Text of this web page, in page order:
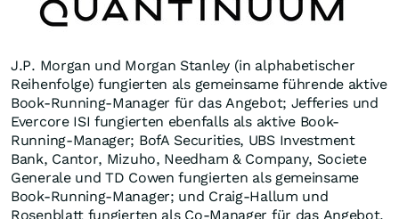
J.P. Morgan und Morgan Stanley (in alphabetischer
Reihenfolge) fungierten als gemeinsame führende aktive
Book-Running-Manager für das Angebot; Jefferies und
Evercore ISI fungierten ebenfalls als aktive Book-
Running-Manager; BofA Securities, UBS Investment
Bank, Cantor, Mizuho, Needham & Company, Societe
Generale und TD Cowen fungierten als gemeinsame
Book-Running-Manager; und Craig-Hallum und
Rosenblatt fungierten als Co-Manager für das Angebot.